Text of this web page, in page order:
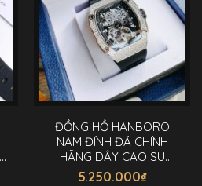
ĐỒNG HỒ HANBORO
NAM ĐÍNH ĐÁ CHÍNH
HÃNG DÂY CAO SU
40X48MM
5.250.000₫